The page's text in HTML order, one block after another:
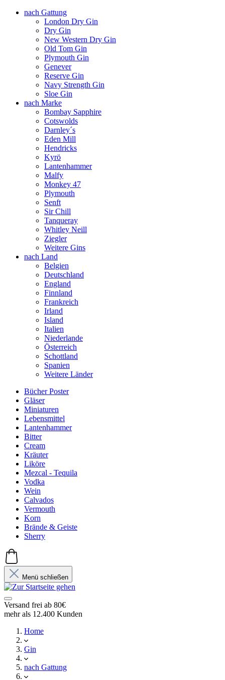
nach Gattung
London Dry Gin
Dry Gin
New Western Dry Gin
Old Tom Gin
Plymouth Gin
Genever
Reserve Gin
Navy Strength Gin
Sloe Gin
nach Marke
Bombay Sapphire
Cotswolds
Darnley´s
Eden Mill
Hendricks
Kyrö
Lantenhammer
Malfy
Monkey 47
Plymouth
Senft
Sir Chill
Tanqueray
Whitley Neill
Ziegler
Weitere Gins
nach Land
Belgien
Deutschland
England
Finnland
Frankreich
Irland
Island
Italien
Niederlande
Österreich
Schottland
Spanien
Weitere Länder
Bücher Poster
Gläser
Miniaturen
Lebensmittel
Lantenhammer
Bitter
Cream
Kräuter
Liköre
Mezcal - Tequila
Vodka
Wein
Calvados
Vermouth
Korn
Brände & Geiste
Sherry
Menü schließen
Versand frei ab 80€
mehr als 12.400 Kunden
Home
Gin
nach Gattung